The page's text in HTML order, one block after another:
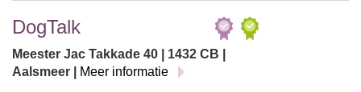
DogTalk
Meester Jac Takkade 40 | 1432 CB |
Aalsmeer |
Meer informatie